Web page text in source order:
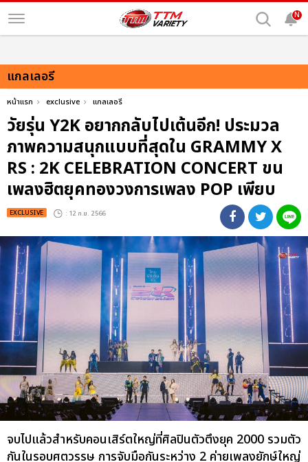
N
แกลเลอรี
หน้าแรก exclusive แกลเลอรี
วัยรุ่น Y2K อยากกลับไปเต้นอีก! ประมวล
ภาพความสนุกแบบที่สุดใน GRAMMY X
RS : 2K CELEBRATION CONCERT ขน
เพลงฮิตยุคทองวงการเพลง POP เพียบ
EXCLUSIVE : 12 ก.ย. 2566
จบไปแล้วสำหรับคอนเสิร์ตใหญ่ที่ศิลปินตัวตึงยุค 2000 รวมตัว
กันในรอบศตวรรษ การจับมือกันระหว่าง 2 ค่ายเพลงยักษ์ใหญ่